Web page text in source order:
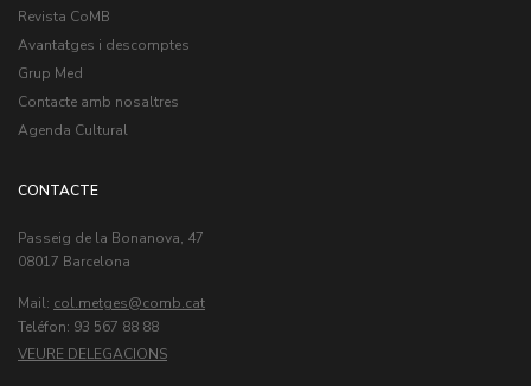
Revista CoMB
Avantatges i descomptes
Grup Med
Contacte amb nosaltres
Agenda Cultural
CONTACTE
Passeig de la Bonanova, 47
08017 Barcelona
Mail: col.metges
Teléfon: 93 567 88 88
VEURE DELEGACIONS